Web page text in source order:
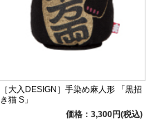
［大入DESIGN］手染め麻人形 「黒招
き猫 S」
価格：3,300円(税込)